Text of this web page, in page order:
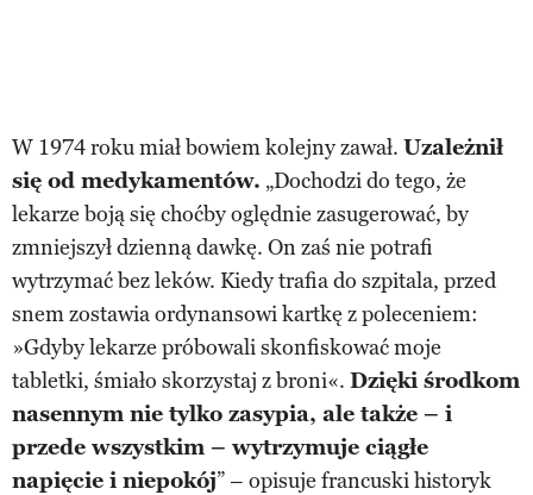
W 1974 roku miał bowiem kolejny zawał. Uzależnił
się od medykamentów. „Dochodzi do tego, że
lekarze boją się choćby oględnie zasugerować, by
zmniejszył dzienną dawkę. On zaś nie potrafi
wytrzymać bez leków. Kiedy trafia do szpitala, przed
snem zostawia ordynansowi kartkę z poleceniem:
»Gdyby lekarze próbowali skonfiskować moje
tabletki, śmiało skorzystaj z broni«. Dzięki środkom
nasennym nie tylko zasypia, ale także – i
przede wszystkim – wytrzymuje ciągłe
napięcie i niepokój” – opisuje francuski historyk